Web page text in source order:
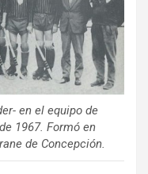
en el equipo de
1967. Formó en
de Concepción.